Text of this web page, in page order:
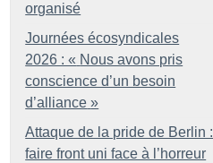
organisé
Journées écosyndicales
2026 : « Nous avons pris
conscience d’un besoin
d’alliance »
Attaque de la pride de Berlin :
faire front uni face à l’horreur